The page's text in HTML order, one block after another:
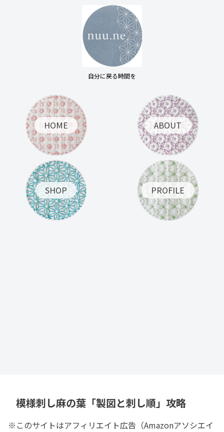
自分に戻る時間を
HOME ABOUT
SHOP PROFILE
模様刺し麻の葉「製図と刺し順」攻略
※このサイトはアフィリエイト広告（Amazonアソシエイ